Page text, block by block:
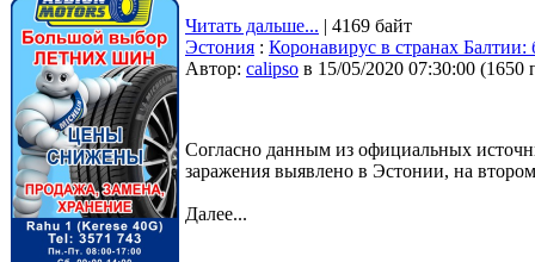
Читать дальше... | 4169 байт
Эстония : Коронавирус в странах
Автор: calipso в 15/05/2020 07:30:00 (1650
Согласно данным из официальных
заражения выявлено в Эстонии, на
Далее...